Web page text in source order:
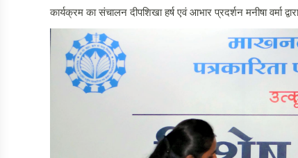
कार्यक्रम का संचालन दीपशिखा हर्ष एवं आभार प्रदर्शन मनीषा वर्मा